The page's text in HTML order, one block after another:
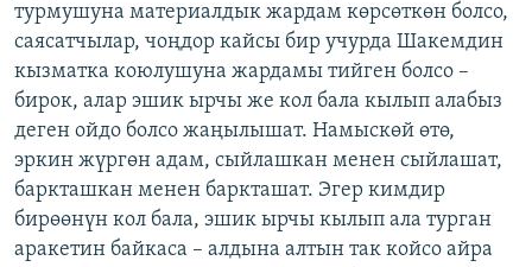
турмушуна материалдык жардам көрсөткөн болсо,
саясатчылар, чоңдор кайсы бир учурда Шакемдин
кызматка коюлушуна жардамы тийген болсо –
бирок, алар эшик ырчы же кол бала кылып алабыз
деген ойдо болсо жаңылышат. Намыскөй өтө,
эркин жүргөн адам, сыйлашкан менен сыйлашат,
баркташкан менен баркташат. Эгер кимдир
бирөөнүн кол бала, эшик ырчы кылып ала турган
аракетин байкаса – алдына алтын так койсо айра